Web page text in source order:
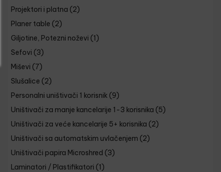
Projektori i platna (2)
Planer table (2)
Giljotine, Potezni noževi (1)
Sefovi (3)
Miševi (7)
Slušalice (2)
Personalni uništivači 1 korisnik (9)
Uništivači za manje kancelarije 1-3 korisnika (5)
Uništivači za veće kancelarije 5+ korisnika (2)
Uništivači sa automatskim uvlačenjem (2)
Uništivači papira Microshred (3)
Laminatori / Plastifikatori (1)